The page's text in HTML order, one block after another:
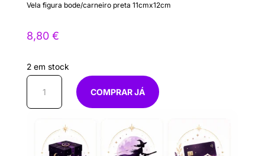
Vela figura bode/carneiro preta 11cmx12cm
8,80 €
2 em stock
Quantidade
Imagem
Bode
COMPRAR JÁ